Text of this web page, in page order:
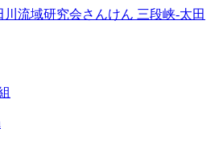
さんけん 三段峡‐太田